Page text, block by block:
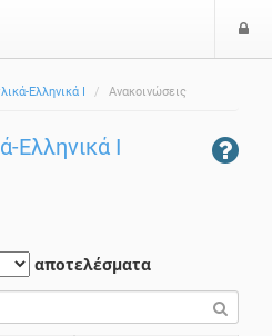
Ελληνικά Ι Ανακοινώσεις
Ελληνικά Ι
αποτελέσματα